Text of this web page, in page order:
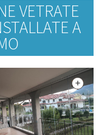
VETRATE
A